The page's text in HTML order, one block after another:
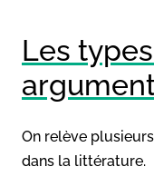
Les
On relève
dans la littérature.